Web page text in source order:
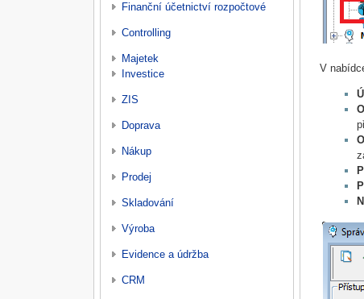
Finanční účetnictví rozpočtové
Controlling
Majetek
Investice
ZIS
Doprava
Nákup
Prodej
Skladování
Výroba
Evidence a údržba
CRM
V